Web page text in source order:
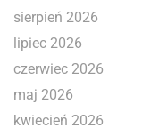
sierpień 2026
lipiec 2026
czerwiec 2026
maj 2026
kwiecień 2026